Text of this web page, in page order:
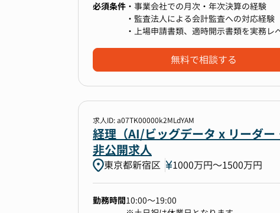
■当社で働く魅力
▼配属組織について
財務IR部IR・PRグループへの配属を想定
ョンに掲げ、2021年に経営企画部から
定を迅速かつ高度にサポートするため
の最大化を実現する体制を構築しています
部署を率いるのは、時価総額数千億円規
40代の経験豊富な部長です。その卓越し
額を300%以上引き上げるという成果を果
・上場申請書類（Ⅰの部、各種説明資料
・月次・四半期・年次決算業務の早期化
・取締役会資料作成補助
③管理部門の組織、仕組みづくり
・IPOを実現するための管理部門の組織
・部門横断で会社の仕組みづくりなども
■本ポジションの魅力
義の高い課題解決に取り組める
必須条件 ・事業会社での月次・年次決算の経験
・監査法人による会計監査への対応経験
・上場申請書類、適時開示書類を実務レ
・変化の激しい環境下で、複数のタス
無料で相談する
求人ID: a07TK00000k2MLdYAM
経理（AI/ビッグデータ x リーダ
非公開求人
東京都新宿区 1000万円〜1500万円
勤務時間10:00～19:00